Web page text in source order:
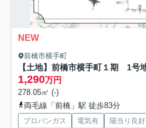
NEW
前橋市横手町
1,290万円
278.05㎡ (-)
両毛線「前橋」駅 徒歩83分
プロパンガス 電気有 陽当り良好